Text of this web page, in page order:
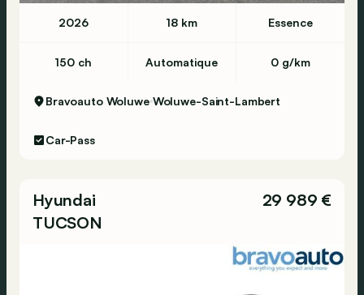
2026 18 km Essence
150 ch Automatique 0 g/km
Bravoauto Woluwe Woluwe-Saint-Lambert
Car-Pass
Hyundai
TUCSON
29 989 €